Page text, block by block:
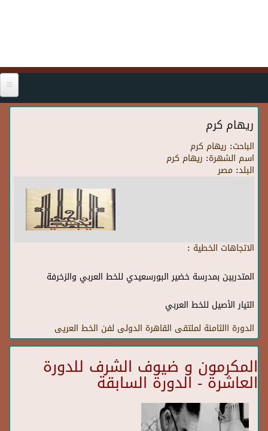
ريهام كرم
الباحث: ريهام كرم
اسم الشهرة: ريهام كرم
البلد: مصر
الاتجاهات الخطية :
المتدربين بمدرسة خضير البورسعيدي للخط العربي والزخرفة
التيار الأصيل للخط العربي
الدورة االثامنة لملتقى القاهرة الدولى لفن الخط العريى
المكرمون و ضيوف الشرف للدورة
العاشرة - الدورة السابقة